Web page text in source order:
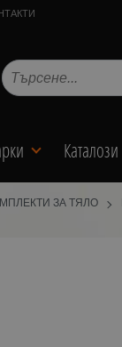
Каталози
ЗА ТЯЛО